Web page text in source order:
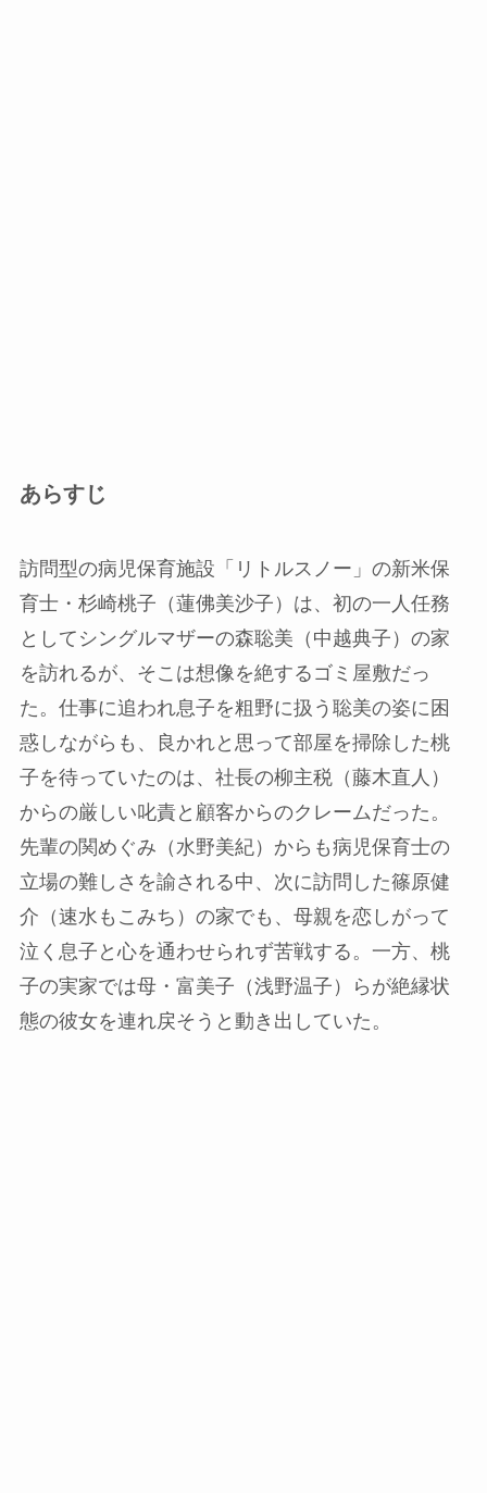
あらすじ
訪問型の病児保育施設「リトルスノー」の新米保
育士・杉崎桃子（蓮佛美沙子）は、初の一人任務
としてシングルマザーの森聡美（中越典子）の家
を訪れるが、そこは想像を絶するゴミ屋敷だっ
た。仕事に追われ息子を粗野に扱う聡美の姿に困
惑しながらも、良かれと思って部屋を掃除した桃
子を待っていたのは、社長の柳主税（藤木直人）
からの厳しい叱責と顧客からのクレームだった。
先輩の関めぐみ（水野美紀）からも病児保育士の
立場の難しさを諭される中、次に訪問した篠原健
介（速水もこみち）の家でも、母親を恋しがって
泣く息子と心を通わせられず苦戦する。一方、桃
子の実家では母・富美子（浅野温子）らが絶縁状
態の彼女を連れ戻そうと動き出していた。